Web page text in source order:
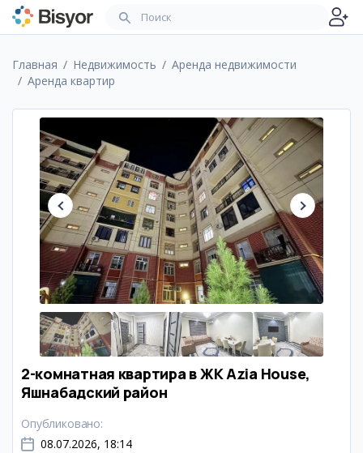
Главная Недвижимость
Аренда недвижимости
Аренда квартир
2-комнатная квартира в ЖК Azia House,
Яшнабадский район
Опубликовано:
08.07.2026, 18:14